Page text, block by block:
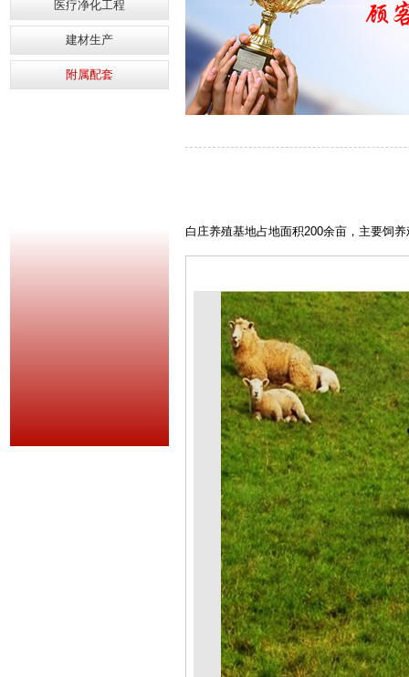
医疗净化工程
建材生产
附属配套
白庄养殖基地占地面积200余亩，主要饲